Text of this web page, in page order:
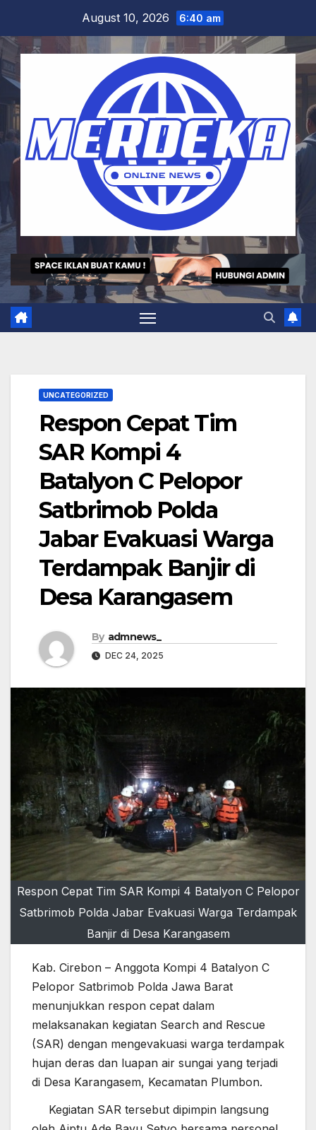
content
August 10, 2026 6:40 am
UNCATEGORIZED
Respon Cepat Tim
SAR Kompi 4
Batalyon C Pelopor
Satbrimob Polda
Jabar Evakuasi Warga
Terdampak Banjir di
Desa Karangasem
By admnews_
DEC 24, 2025
Respon Cepat Tim SAR Kompi 4 Batalyon C Pelopor
Satbrimob Polda Jabar Evakuasi Warga Terdampak
Banjir di Desa Karangasem
Kab. Cirebon – Anggota Kompi 4 Batalyon C
Pelopor Satbrimob Polda Jawa Barat
menunjukkan respon cepat dalam
melaksanakan kegiatan Search and Rescue
(SAR) dengan mengevakuasi warga terdampak
hujan deras dan luapan air sungai yang terjadi
di Desa Karangasem, Kecamatan Plumbon.
Kegiatan SAR tersebut dipimpin langsung